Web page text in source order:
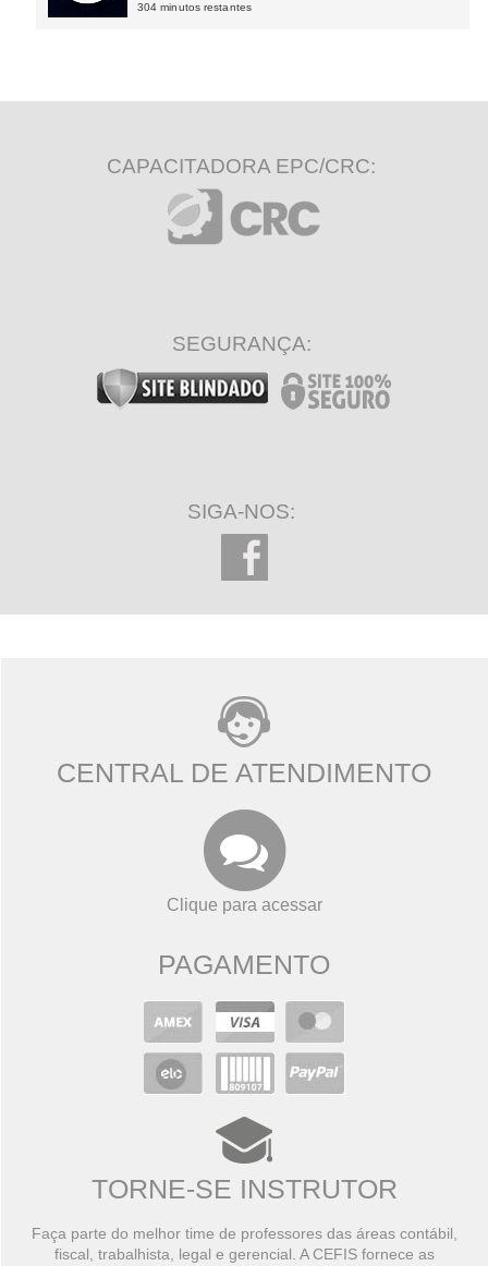
304 minutos restantes
CAPACITADORA EPC/CRC:
SEGURANÇA:
SIGA-NOS:
CENTRAL DE ATENDIMENTO
Clique para acessar
PAGAMENTO
TORNE-SE INSTRUTOR
Faça parte do melhor time de professores das áreas contábil,
fiscal, trabalhista, legal e gerencial. A CEFIS fornece as